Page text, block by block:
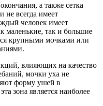
а также сетка
не всегда имеет
человек имеет
маленькие, так и большие
крупными мочками или
влияющих на качество
мочки уха не
форму ушей в
зона является наиболее